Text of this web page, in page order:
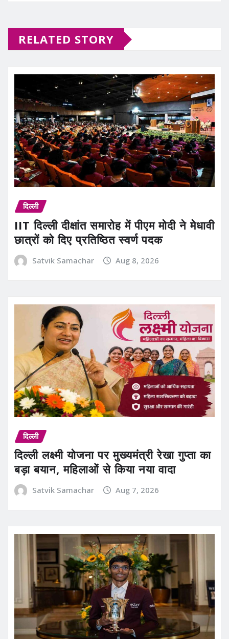
RELATED STORY
दिल्ली
IIT दिल्ली दीक्षांत समारोह में पीएम मोदी ने मेधावी
छात्रों को दिए प्रतिष्ठित स्वर्ण पदक
Satvik Samachar Aug 8, 2026
दिल्ली
दिल्ली लक्ष्मी योजना पर मुख्यमंत्री रेखा गुप्ता का
बड़ा बयान, महिलाओं से किया नया वादा
Satvik Samachar Aug 7, 2026